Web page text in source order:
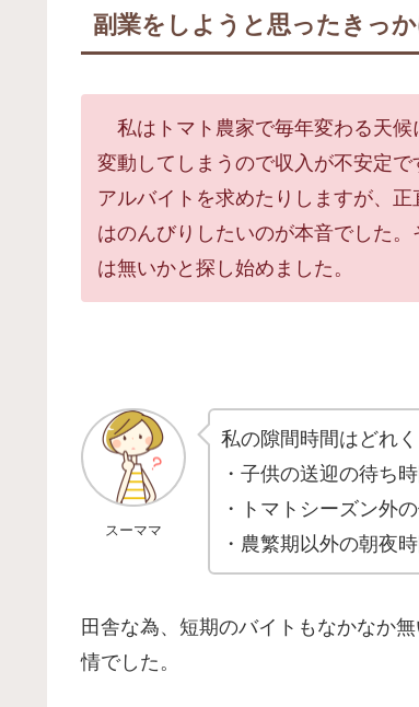
副業をしようと思ったきっ
私はトマト農家で毎年変わる天候
変動してしまうので収入が不安定
アルバイトを求めたりしますが、
はのんびりしたいのが本音でした
は無いかと探し始めました。
スーママ
私の隙間時間はどれ
・子供の送迎の待ち
・トマトシーズン外
・農繁期以外の朝夜
田舎な為、短期のバイトもなかなか
情でした。